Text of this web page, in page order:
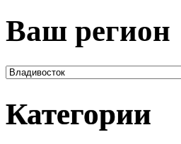
Ваш регион
Категории